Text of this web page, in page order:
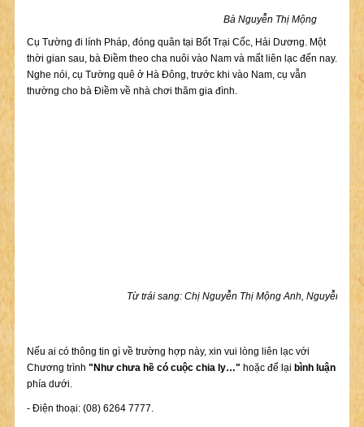
Bà Nguyễn Thị Mộng
Cụ Tường đi lính Pháp, đóng quân tại Bốt Trại Cốc, Hải Dương. Một
thời gian sau, bà Điềm theo cha nuôi vào Nam và mất liên lạc đến nay.
Nghe nói, cụ Tường quê ở Hà Đông, trước khi vào Nam, cụ vẫn
thường cho bà Điềm về nhà chơi thăm gia đình.
Từ trái sang: Chị Nguyễn Thị Mộng Anh, Nguyễn
Nếu ai có thông tin gì về trường hợp này, xin vui lòng liên lạc với
Chương trình "Như chưa hề có cuộc chia ly…" hoặc để lại bình luận
phía dưới.
- Điện thoại: (08) 6264 7777.